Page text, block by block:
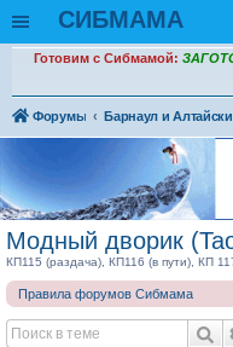
СИБМАМА
Готовим с Сибмамой:
Форумы Барнаул и
Модный дворик
КП115 (раздача), КП116 (в пути), КП
Правила форумов Сибмама